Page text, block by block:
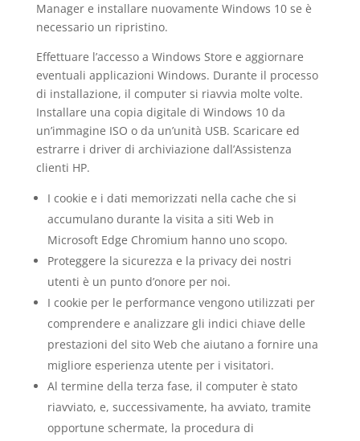
Manager e installare nuovamente Windows 10 se è
necessario un ripristino.
Effettuare l’accesso a Windows Store e aggiornare
eventuali applicazioni Windows. Durante il processo
di installazione, il computer si riavvia molte volte.
Installare una copia digitale di Windows 10 da
un’immagine ISO o da un’unità USB. Scaricare ed
estrarre i driver di archiviazione dall’Assistenza
clienti HP.
I cookie e i dati memorizzati nella cache che si
accumulano durante la visita a siti Web in
Microsoft Edge Chromium hanno uno scopo.
Proteggere la sicurezza e la privacy dei nostri
utenti è un punto d’onore per noi.
I cookie per le performance vengono utilizzati per
comprendere e analizzare gli indici chiave delle
prestazioni del sito Web che aiutano a fornire una
migliore esperienza utente per i visitatori.
Al termine della terza fase, il computer è stato
riavviato, e, successivamente, ha avviato, tramite
opportune schermate, la procedura di